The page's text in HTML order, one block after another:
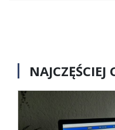
NAJCZĘŚCIEJ